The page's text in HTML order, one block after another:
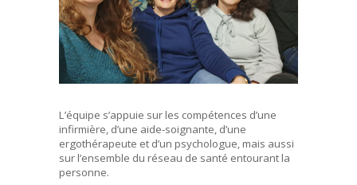
L’équipe s’appuie sur les compétences d’une
infirmière, d’une aide-soignante, d’une
ergothérapeute et d’un psychologue, mais aussi
sur l’ensemble du réseau de santé entourant la
personne.